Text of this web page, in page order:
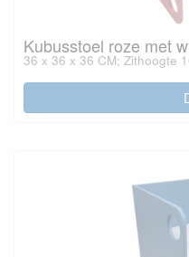
Kubusstoel roze met
36 x 36 x 36 CM; Zithoogte